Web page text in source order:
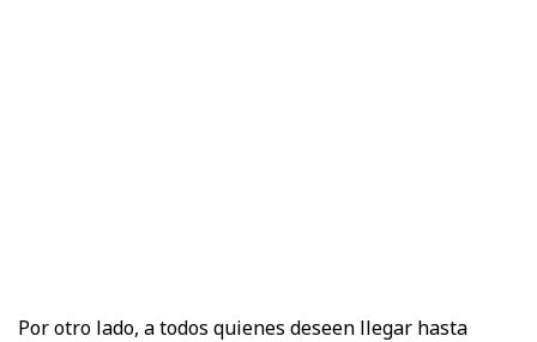
Por otro lado, a todos quienes deseen llegar hasta